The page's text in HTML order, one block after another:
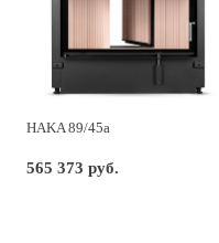
HAKA 89/45a
565 373 руб.